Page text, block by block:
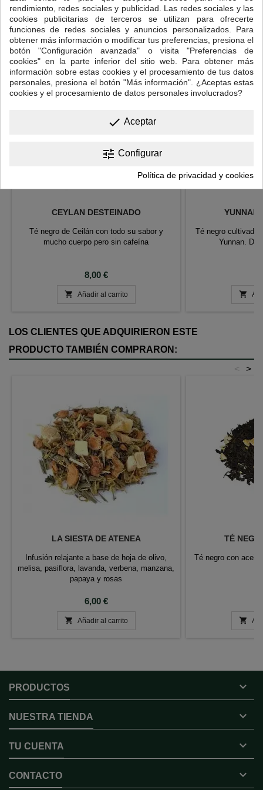
16 OTROS PRODUCTOS EN LA MISMA CATEGORÍA:
>
<
CEYLAN DESTEINADO
Té negro de Ceilán con todo su sabor y
mucho cuerpo pero sin cafeína
Precio
8,00 €
 Añadir al carrito
YUNNAN
Té negro cultivado
Yunnan. De

LOS CLIENTES QUE ADQUIRIERON ESTE
PRODUCTO TAMBIÉN COMPRARON:
>
<
LA SIESTA DE ATENEA
Infusión relajante a base de hoja de olivo,
melisa, pasiflora, lavanda, verbena, manzana,
papaya y rosas
Precio
6,00 €
 Añadir al carrito
TÉ
Té negro con

PRODUCTOS 
NUESTRA TIENDA 
TU CUENTA 
CONTACTO 
rendimiento, redes sociales y publicidad. Las redes sociales y las
cookies publicitarias de terceros se utilizan para ofrecerte
funciones de redes sociales y anuncios personalizados. Para
obtener más información o modificar tus preferencias, presiona el
botón "Configuración avanzada" o visita "Preferencias de
cookies" en la parte inferior del sitio web. Para obtener más
información sobre estas cookies y el procesamiento de tus datos
personales, presiona el botón "Más información". ¿Aceptas estas
cookies y el procesamiento de datos personales involucrados?
done Aceptar
tune Configurar
Política de privacidad y cookies